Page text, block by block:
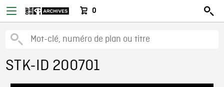
0
STK-ID 200701